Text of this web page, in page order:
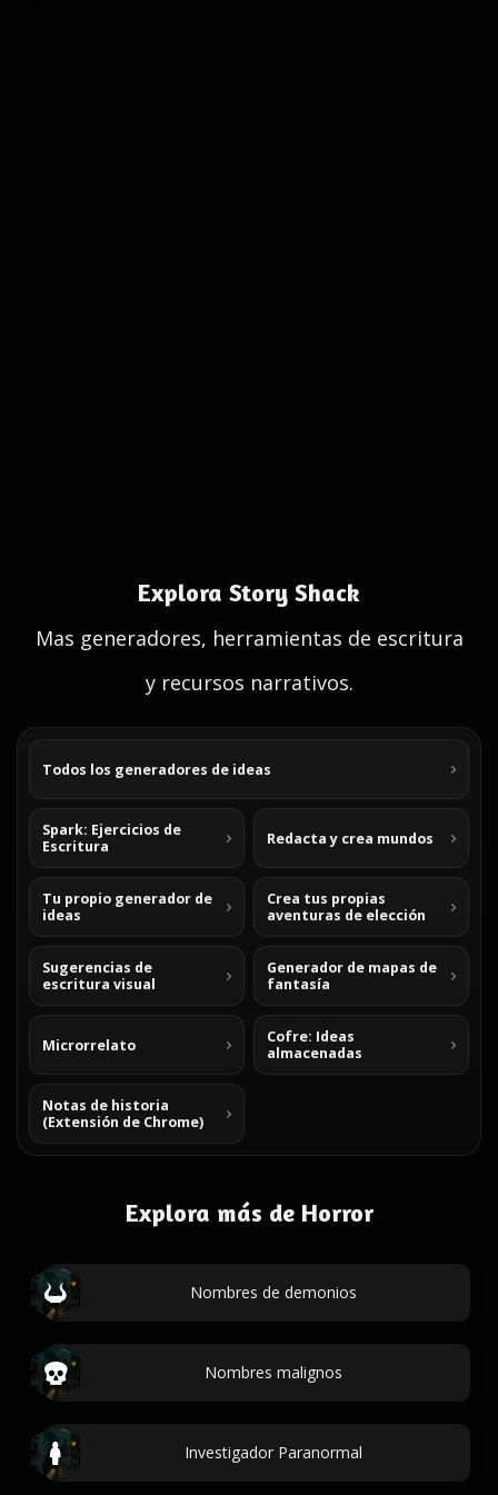
Explora Story Shack
Mas generadores, herramientas de escritura
y recursos narrativos.
Todos los generadores de ideas
Spark: Ejercicios de
Escritura
Redacta y crea mundos
Tu propio generador de
ideas
Crea tus propias
aventuras de elección
Sugerencias de
escritura visual
Generador de mapas de
fantasía
Microrrelato
Cofre: Ideas
almacenadas
Notas de historia
(Extensión de Chrome)
Explora más de Horror
Nombres de demonios
Nombres malignos
Investigador Paranormal